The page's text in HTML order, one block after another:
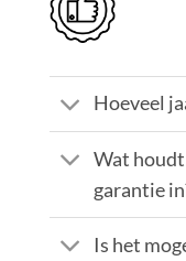
Hoeveel
Wat
garantie
Is het